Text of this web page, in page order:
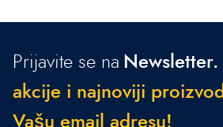
Prijavite se na Newsletter.
a kcije i najnoviji proizvod
Vašu emai ad resu!